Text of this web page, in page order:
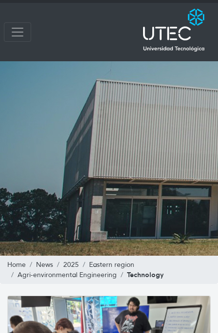
Home News 2025
Eastern region
Agri-environmental Engineering
Technology